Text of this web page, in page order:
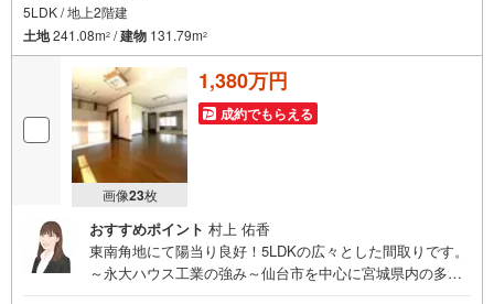
5LDK / 地上2階建
土地241.08m2 /建物 131.79m2
画像23枚
1,380万円
成約でもらえる
おすすめポイント 村上 佑香
東南角地にて陽当り良好！5LDKの広々とした間取りです。
～永大ハウス工業の強み～仙台市を中心に宮城県内の多数